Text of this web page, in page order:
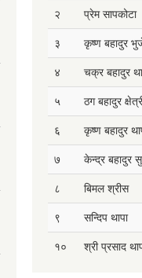
२ प्रेम सापकोटा
३ कृष्ण बहादुर
४ चक्र बहादुर
५ ठग बहादुर
६ कृष्ण बहादुर
७ केन्द्र बहादुर
८ बिमल श्रीस
९ सन्दिप थापा
१० श्री प्रसाद